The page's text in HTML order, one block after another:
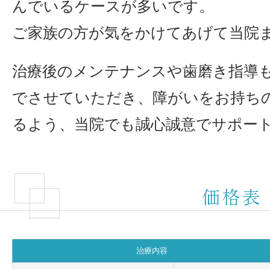
んでいるケースが多いです。
ご家族の方が気をかけてあげて当院
治療後のメンテナンスや歯磨き指導
でさせていただき、障がいをお持ち
るよう、当院でも誠心誠意でサポー
治療内容